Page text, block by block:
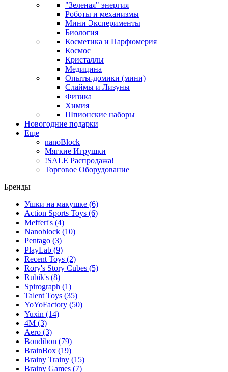
"Зеленая" энергия
Роботы и механизмы
Мини Эксперименты
Биология
Косметика и Парфюмерия
Космос
Кристаллы
Медицина
Опыты-домики (мини)
Слаймы и Лизуны
Физика
Химия
Шпионские наборы
Новогодние подарки
Еще
nanoBlock
Мягкие Игрушки
!SALE Распродажа!
Торговое Оборудование
Бренды
Ушки на макушке (6)
Action Sports Toys (6)
Meffert's (4)
Nanoblock (10)
Pentago (3)
PlayLab (9)
Recent Toys (2)
Rory's Story Cubes (5)
Rubik's (8)
Spirograph (1)
Talent Toys (35)
YoYoFactory (50)
Yuxin (14)
4M (3)
Aero (3)
Bondibon (79)
BrainBox (19)
Brainy Trainy (15)
Brainy Games (7)